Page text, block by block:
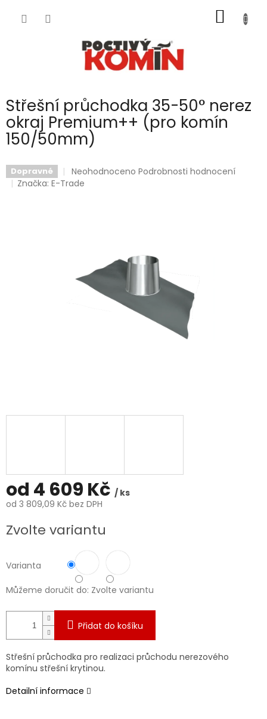
KOŠÍK
Střešní průchodka 35-50° nerez
okraj Premium++ (pro komín
150/50mm)
Dopravné
Průměrné
hodnocení
Neohodnoceno Podrobnosti hodnocení
Značka:E-Trade
od 4 609 Kč / ks
od 3 809,09 Kč bez DPH
cena:
Zvolte variantu
Varianta
Můžeme doručit do: Zvolte variantu
Přidat do košíku
Střešní průchodka pro realizaci průchodu nerezového
komínu střešní krytinou.
Detailní informace